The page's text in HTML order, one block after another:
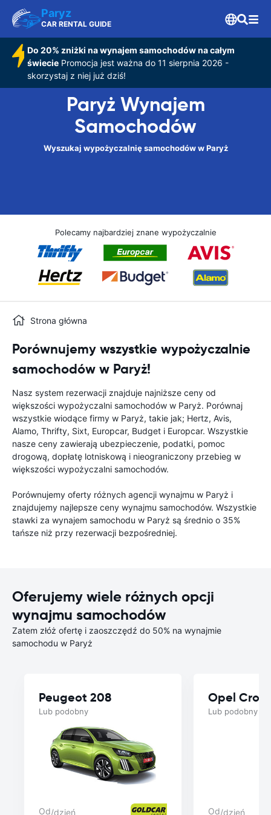
Paryz
CAR RENTAL GUIDE
Do 20% zniżki na wynajem samochodów na całym
świeciePromocja jest ważna do 11 sierpnia 2026 -
skorzystaj z niej już dziś!
Paryż Wynajem
Samochodów
Wyszukaj wypożyczalnię samochodów w Paryż
Polecamy najbardziej znane wypożyczalnie
Strona główna
Porównujemy wszystkie wypożyczalnie
samochodów w Paryż!
Nasz system rezerwacji znajduje najniższe ceny od
większości wypożyczalni samochodów w Paryż. Porównaj
wszystkie wiodące firmy w Paryż, takie jak; Hertz, Avis,
Alamo, Thrifty, Sixt, Europcar, Budget i Europcar. Wszystkie
nasze ceny zawierają ubezpieczenie, podatki, pomoc
drogową, dopłatę lotniskową i nieograniczony przebieg w
większości wypożyczalni samochodów.
Porównujemy oferty różnych agencji wynajmu w Paryż i
znajdujemy najlepsze ceny wynajmu samochodów. Wszystkie
stawki za wynajem samochodu w Paryż są średnio o 35%
tańsze niż przy rezerwacji bezpośredniej.
Oferujemy wiele różnych opcji
wynajmu samochodów
Zatem złóż ofertę i zaoszczędź do 50% na wynajmie
samochodu w Paryż
Peugeot 208
Lub podobny
Od/dzień
Opel
Lub podobny
Od/dzień